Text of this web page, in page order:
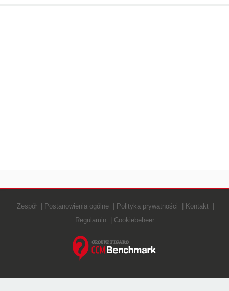
Zespół Postanowienia ogólne Polityką prywatności
Kontakt
Regulamin
Cookiebeheer